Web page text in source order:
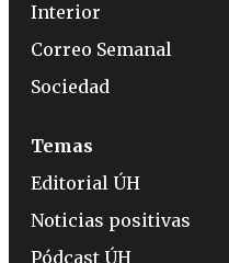
Interior
Correo Semanal
Sociedad
Temas
Editorial ÚH
Noticias positivas
Pódcast ÚH